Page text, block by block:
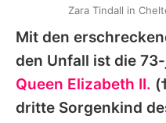
Mit den
den Unfall ist die
Queen Elizabeth II.
dritte Sorgenkind
Zara Tindall in